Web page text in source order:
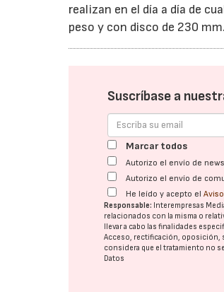
realizan en el día a día de
peso y con disco de 230 mm.
Suscríbase a
Marcar todos
Autorizo el envío de
Autorizo el envío de
He leído y acepto el
Responsable: Interempresas
relacionados con la misma o
llevar a cabo las finalidades
Acceso, rectificación, oposición,
considera que el tratamiento no
Datos